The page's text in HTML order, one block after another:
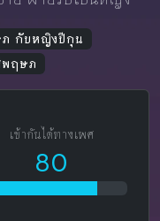
ภ กับหญิงปีกุน
พฤษภ
เข้ากันได้ทางเพศ
80